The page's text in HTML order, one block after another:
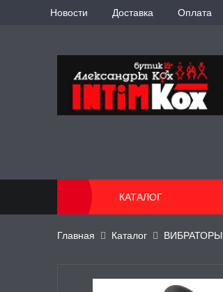
Новости Доставка Оплата
КАТАЛОГ
Главная Каталог ВИБРАТОРЫ